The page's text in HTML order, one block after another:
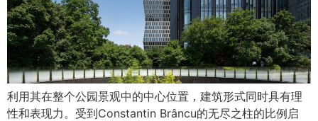
利用其在整个公园景观中的中心位置，建筑形式同时具有理
性和表现力。受到Constantin Brâncu的无尽之柱的比例启